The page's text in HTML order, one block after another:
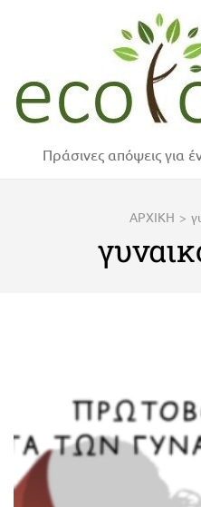
Enter)
Πράσινες απόψεις για
ΑΡΧΙΚΗ >